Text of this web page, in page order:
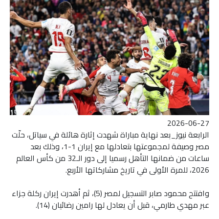
2026-06-27
الرابعة نيوز_بعد نهاية مباراة شهدت إثارة هائلة في سياتل، حلّت
مصر وصيفة لمجموعتها بتعادلها مع إيران 1-1، وذلك بعد
ساعات من ضمانها التأهل رسميا إلى دور الـ32 من كأس العالم
2026، للمرة الأولى في تاريخ مشاركاتها الأربع.
وافتتح محمود صابر التسجيل لمصر (5)، ثم أهدرت إيران ركلة جزاء
عبر مهدي طارمي، قبل أن يعادل لها رامين رضائيان (14).